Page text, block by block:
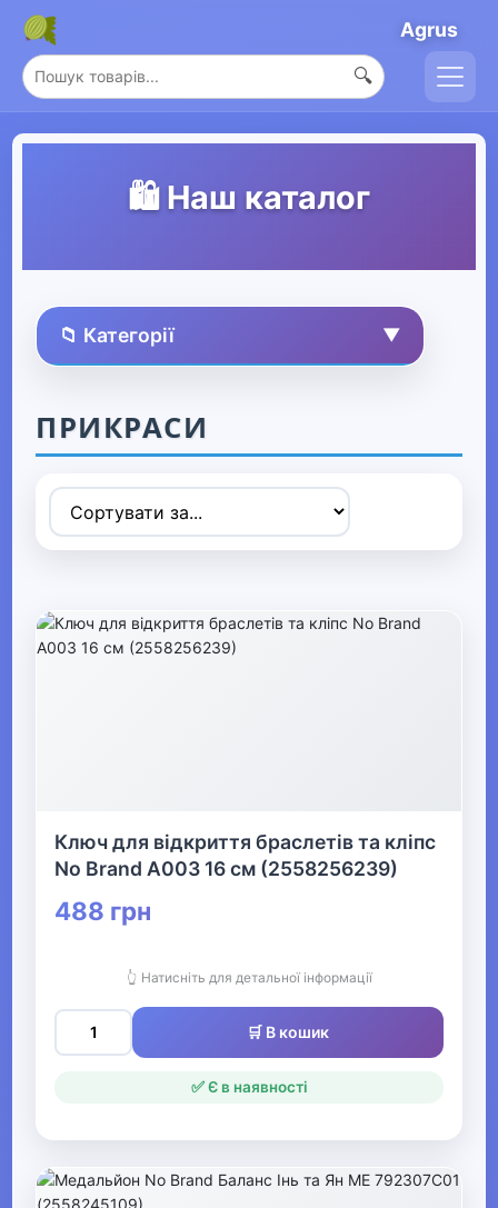
Agrus
🔍
🛍️ Наш каталог
📁 Категорії ▼
▶ Спорт та захоплення
▶ Товари для дітей
▼
Прикраси
▶
Ювелірні прикраси
▶
ПРИКРАСИ
Ключ для відкриття браслетів та кліпс
No Brand A003 16 см (2558256239)
488 грн
👆 Натисніть для детальної інформації
🛒 В кошик
✅ Є в наявності